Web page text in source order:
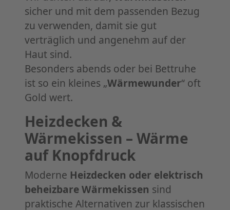
sicher und mit dem passenden Bezug
zu verwenden, damit sie gut
verträglich und angenehm auf der
Haut sind.
Besonders abends oder bei Bettruhe
ist so ein kleines „Wärmewunder“ oft
Gold wert.
Heizdecken &
Wärmekissen – Wärme
auf Knopfdruck
Moderne Heizdecken oder elektrisch
beheizbare Wärmekissen sind
praktische Alternativen zur klassischen